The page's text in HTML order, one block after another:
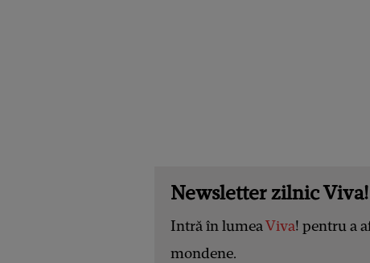
Newsletter zilnic Viva!
Intră în lumeaViva! pentru a
mondene.